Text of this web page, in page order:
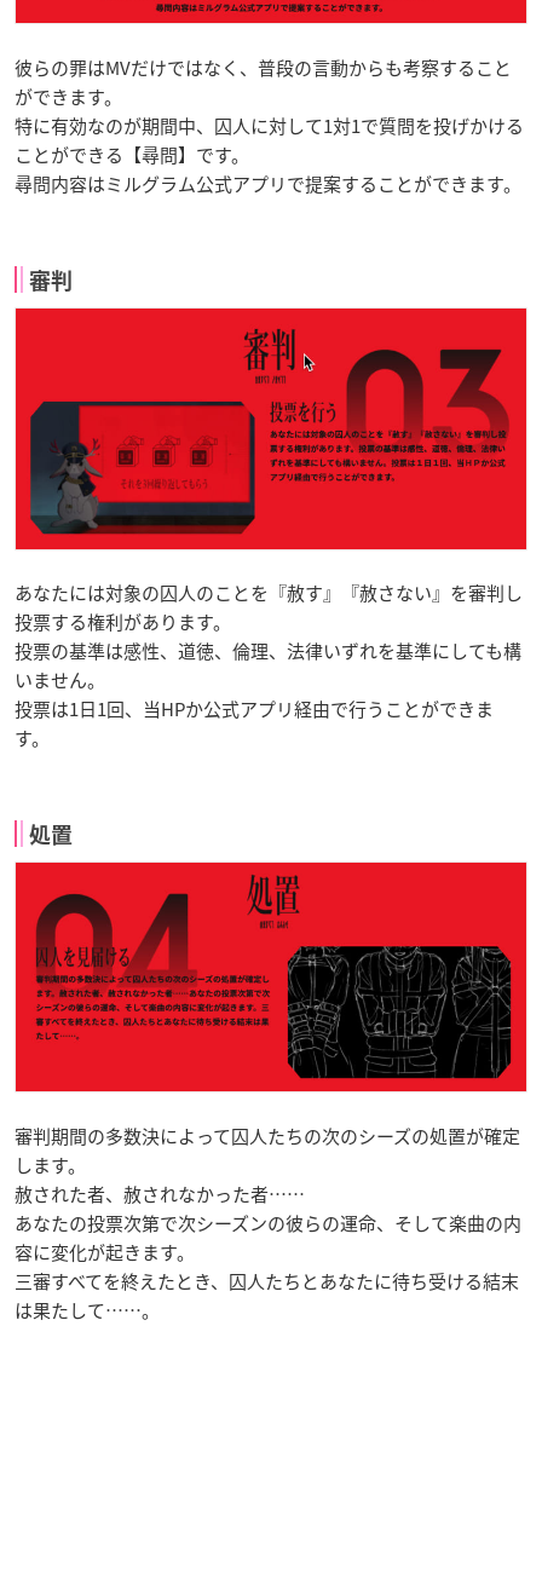
彼らの罪はMVだけではなく、普段の言動からも考察すること
ができます。
特に有効なのが期間中、囚人に対して1対1で質問を投げかける
ことができる【尋問】です。
尋問内容はミルグラム公式アプリで提案することができます。
審判
あなたには対象の囚人のことを『赦す』『赦さない』を審判し
投票する権利があります。
投票の基準は感性、道徳、倫理、法律いずれを基準にしても構
いません。
投票は1日1回、当HPか公式アプリ経由で行うことができま
す。
処置
審判期間の多数決によって囚人たちの次のシーズの処置が確定
します。
赦された者、赦されなかった者……
あなたの投票次第で次シーズンの彼らの運命、そして楽曲の内
容に変化が起きます。
三審すべてを終えたとき、囚人たちとあなたに待ち受ける結末
は果たして……。